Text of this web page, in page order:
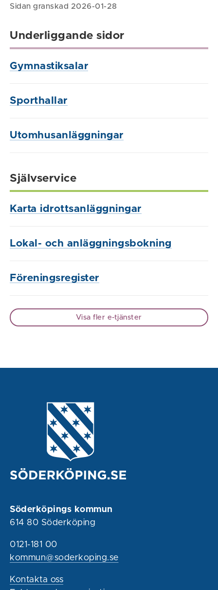
Sidan granskad 2026-01-28
Underliggande sidor
Gymnastiksalar
Sporthallar
Utomhusanläggningar
Självservice
Karta idrottsanläggningar
Lokal- och anläggningsbokning
Föreningsregister
Visa fler e-tjänster
Söderköpings kommun
614 80 Söderköping
0121-181 00
kommun@soderkoping.se
Kontakta oss